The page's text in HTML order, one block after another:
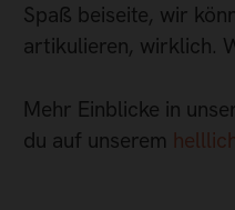
Spaß beiseite, wir
artikulieren, wirklich.
Mehr Einblicke in
du auf unserem